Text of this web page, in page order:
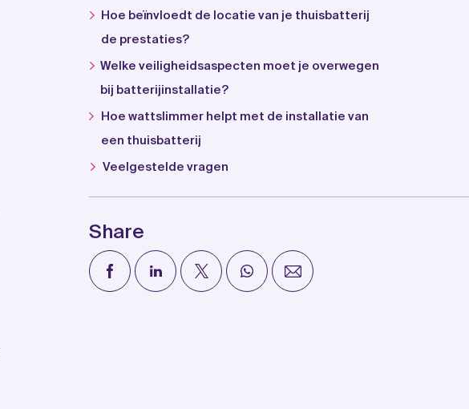
Hoe beïnvloedt de locatie van je thuisbatterij
de prestaties?
Welke veiligheidsaspecten moet je overwegen
bij batterijinstallatie?
Hoe wattslimmer helpt met de installatie van
een thuisbatterij
Veelgestelde vragen
Share